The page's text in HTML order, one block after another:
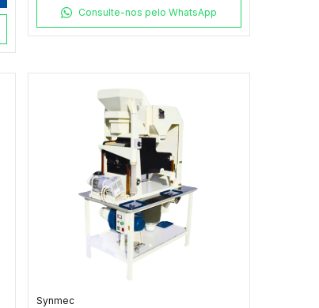
Consulte-nos pelo WhatsApp
Synmec